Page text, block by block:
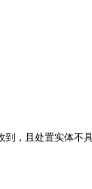
到，且处置实体不